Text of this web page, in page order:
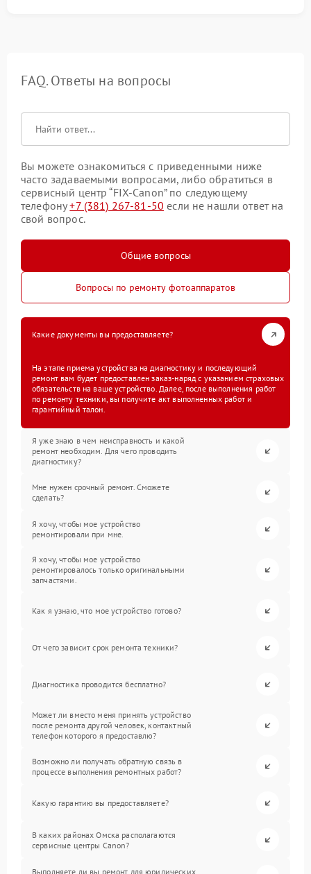
FAQ. Ответы на вопросы
Вы можете ознакомиться с приведенными ниже
часто задаваемыми вопросами, либо обратиться в
сервисный центр “FIX-Canon” по следующему
телефону+7 (381) 267-81-50 если не нашли ответ на
свой вопрос.
Общие вопросы
Вопросы по ремонту фотоаппаратов
Какие документы вы предоставляете?
На этапе приема устройства на диагностику и последующий
ремонт вам будет предоставлен заказ-наряд с указанием страховых
обязательств на ваше устройство. Далее, после выполнения работ
по ремонту техники, вы получите акт выполненных работ и
гарантийный талон.
Я уже знаю в чем неисправность и какой
ремонт необходим. Для чего проводить
диагностику?
Мне нужен срочный ремонт. Сможете
сделать?
Я хочу, чтобы мое устройство
ремонтировали при мне.
Я хочу, чтобы мое устройство
ремонтировалось только оригинальными
запчастями.
Как я узнаю, что мое устройство готово?
От чего зависит срок ремонта техники?
Диагностика проводится бесплатно?
Может ли вместо меня принять устройство
после ремонта другой человек, контактный
телефон которого я предоставлю?
Возможно ли получать обратную связь в
процессе выполнения ремонтных работ?
Какую гарантию вы предоставляете?
В каких районах Омска располагаются
сервисные центры Canon?
Выполняете ли вы ремонт для юридических